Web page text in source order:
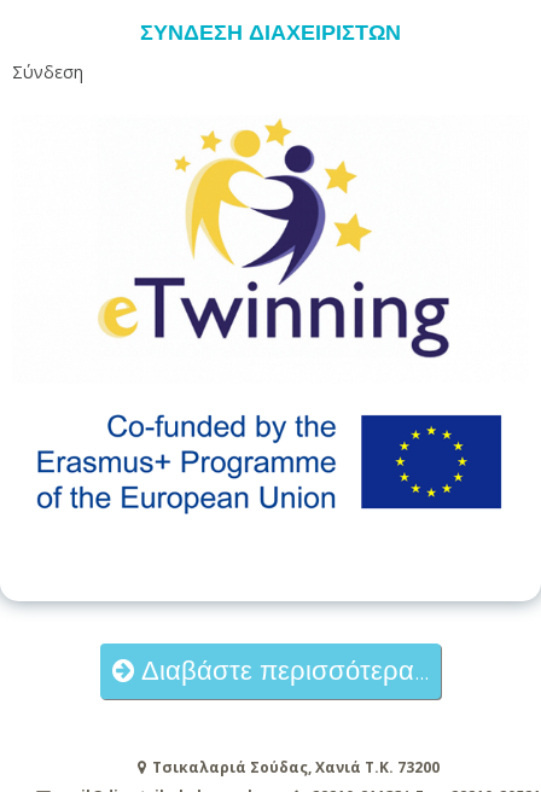
ΣΎΝΔΕΣΗ ΔΙΑΧΕΙΡΙΣΤΏΝ
Σύνδεση
Διαβάστε περισσότερα...
Τσικαλαριά Σούδας, Χανιά Τ.Κ. 73200